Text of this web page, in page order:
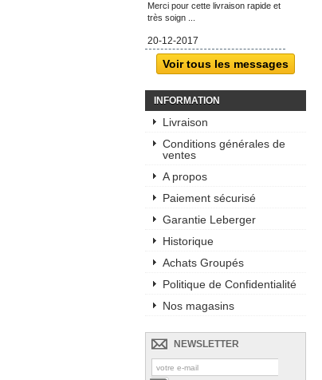
Merci pour cette livraison rapide et
très soign ...
20-12-2017
Voir tous les messages
INFORMATION
Livraison
Conditions générales de
ventes
A propos
Paiement sécurisé
Garantie Leberger
Historique
Achats Groupés
Politique de Confidentialité
Nos magasins
NEWSLETTER